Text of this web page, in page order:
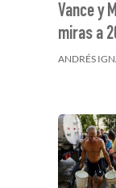
Vance y
miras a
ANDRÉS